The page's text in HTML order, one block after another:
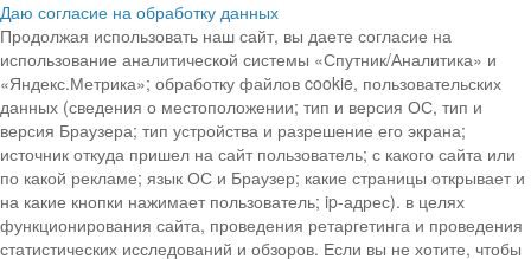
Даю согласие на обработку данных
Продолжая использовать наш сайт, вы даете согласие на
использование аналитической системы «Спутник/Аналитика» и
«Яндекс.Метрика»; обработку файлов cookie, пользовательских
данных (сведения о местоположении; тип и версия ОС, тип и
версия Браузера; тип устройства и разрешение его экрана;
источник откуда пришел на сайт пользователь; с какого сайта или
по какой рекламе; язык ОС и Браузер; какие страницы открывает и
на какие кнопки нажимает пользователь; ip-адрес). в целях
функционирования сайта, проведения ретаргетинга и проведения
статистических исследований и обзоров. Если вы не хотите, чтобы